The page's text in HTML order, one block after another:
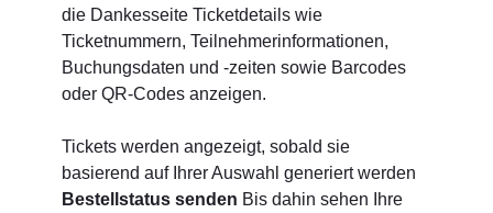
die Dankesseite Ticketdetails wie
Ticketnummern, Teilnehmerinformationen,
Buchungsdaten und -zeiten sowie Barcodes
oder QR-Codes anzeigen.
Tickets werden angezeigt, sobald sie
basierend auf Ihrer Auswahl generiert werden
Bestellstatus senden Bis dahin sehen Ihre